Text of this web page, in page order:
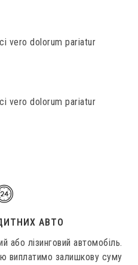
vero dolorum pariatur
vero dolorum pariatur
АВТО
або лізинговий автомобіль.
виплатимо залишкову суму